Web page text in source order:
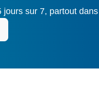
sur 7, partout